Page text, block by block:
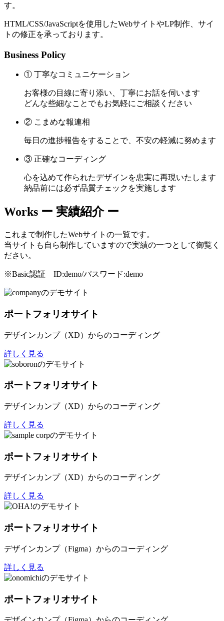
す。
HTML/CSS/JavaScriptを使用したWebサイトやLP制作、サイ
トの修正を承っております。
Business Policy
① 丁寧なコミュニケーション
お客様の目線に寄り添い、丁寧にお話を伺います
どんな些細なことでもお気軽にご相談ください
② こまめな報連相
毎日の進捗報告をすることで、不安の軽減に努めます
③ 正確なコーディング
心を込めて作られたデザインを忠実に再現いたします
納品前には必ず品質チェックを実施します
Works ー 実績紹介 ー
これまで制作したWebサイトの一覧です。
当サイトも自ら制作していますので実績の一つとして御覧く
ださい。
※Basic認証 ID:demo/パスワード:demo
ポートフォリオサイト
デザインカンプ（XD）からのコーディング
詳しく見る
ポートフォリオサイト
デザインカンプ（XD）からのコーディング
詳しく見る
ポートフォリオサイト
デザインカンプ（XD）からのコーディング
詳しく見る
ポートフォリオサイト
デザインカンプ（Figma）からのコーディング
詳しく見る
ポートフォリオサイト